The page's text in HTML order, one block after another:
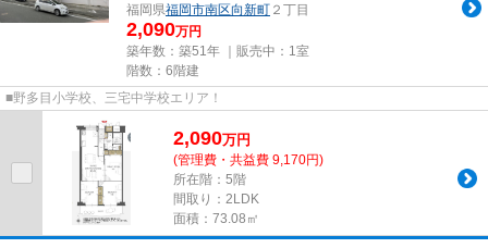
福岡県福岡市南区向新町 ２丁目
2,090万円
築年数：築51年 ｜販売中： 1室
階数：6階建
■野多目小学校、三宅中学校エリア！
2,090万円
(管理費・共益費 9,170円)
所在階：5階
間取り：2LDK
面積：73.08㎡